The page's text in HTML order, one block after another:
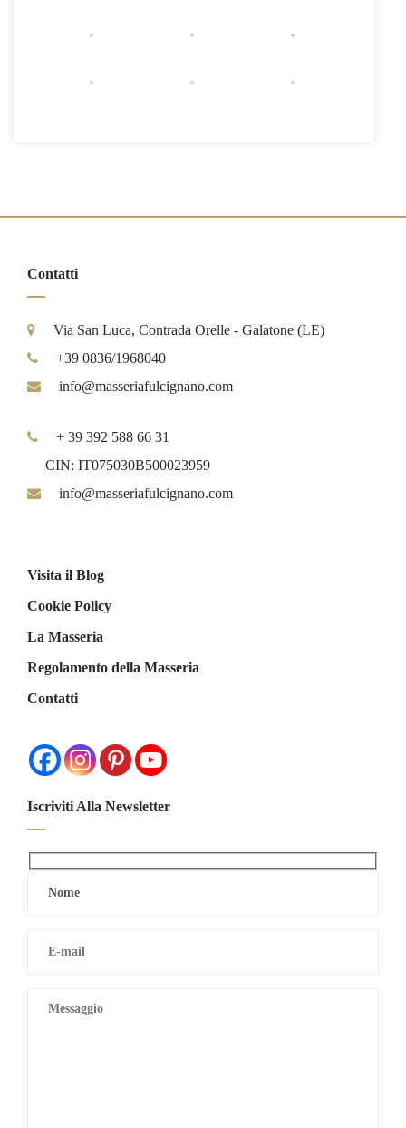
Contatti
Via San Luca, Contrada Orelle - Galatone (LE)
+39 0836/1968040
info@masseriafulcignano.com
+ 39 392 588 66 31
CIN: IT075030B500023959
info@masseriafulcignano.com
Visita il Blog
Cookie Policy
La Masseria
Regolamento della Masseria
Contatti
Iscriviti Alla Newsletter